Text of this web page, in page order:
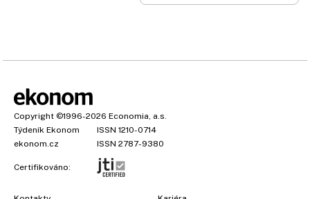
Copyright ©1996-2026 Economia, a.s.
Týdeník Ekonom
ISSN 1210-0714
ekonom.cz
ISSN 2787-9380
Certifikováno: